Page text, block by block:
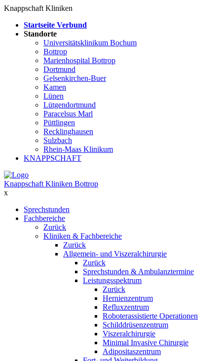
Knappschaft Kliniken
Startseite Verbund
Standorte
Universitätsklinikum Bochum
Bottrop
Marienhospital Bottrop
Dortmund
Gelsenkirchen-Buer
Kamen
Lünen
Lütgendortmund
Paracelsus Marl
Püttlingen
Recklinghausen
Sulzbach
Rhein-Maas Klinikum
KNAPPSCHAFT
Knappschaft Kliniken Bottrop
x
Sprechstunden
Fachbereiche
Zurück
Kliniken & Fachbereiche
Zurück
Allgemein- und Viszeralchirurgie
Zurück
Sprechstunden & Ambulanztermine
Leistungsspektrum
Zurück
Hernienzentrum
Refluxzentrum
Roboterassistierte Operationen
Schilddrüsenzentrum
Viszeralchirurgie
Minimal Invasive Chirurgie
Adipositaszentrum